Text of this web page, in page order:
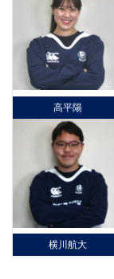
高平陽
横川航大